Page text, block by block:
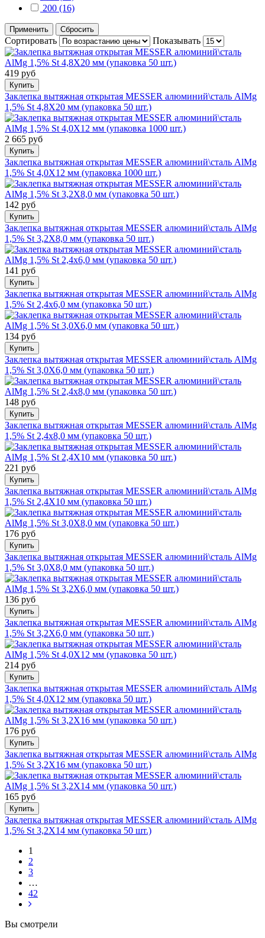
200 (16)
Применить Сбросить
Сортировать Показывать
419 руб
Купить
Заклепка вытяжная открытая MESSER алюминий\сталь AlMg
1,5% St 4,8X20 мм (упаковка 50 шт.)
2 665 руб
Купить
Заклепка вытяжная открытая MESSER алюминий\сталь AlMg
1,5% St 4,0X12 мм (упаковка 1000 шт.)
142 руб
Купить
Заклепка вытяжная открытая MESSER алюминий\сталь AlMg
1,5% St 3,2X8,0 мм (упаковка 50 шт.)
141 руб
Купить
Заклепка вытяжная открытая MESSER алюминий\сталь AlMg
1,5% St 2,4x6,0 мм (упаковка 50 шт.)
134 руб
Купить
Заклепка вытяжная открытая MESSER алюминий\сталь AlMg
1,5% St 3,0X6,0 мм (упаковка 50 шт.)
148 руб
Купить
Заклепка вытяжная открытая MESSER алюминий\сталь AlMg
1,5% St 2,4x8,0 мм (упаковка 50 шт.)
221 руб
Купить
Заклепка вытяжная открытая MESSER алюминий\сталь AlMg
1,5% St 2,4X10 мм (упаковка 50 шт.)
176 руб
Купить
Заклепка вытяжная открытая MESSER алюминий\сталь AlMg
1,5% St 3,0Х8,0 мм (упаковка 50 шт.)
136 руб
Купить
Заклепка вытяжная открытая MESSER алюминий\сталь AlMg
1,5% St 3,2X6,0 мм (упаковка 50 шт.)
214 руб
Купить
Заклепка вытяжная открытая MESSER алюминий\сталь AlMg
1,5% St 4,0X12 мм (упаковка 50 шт.)
176 руб
Купить
Заклепка вытяжная открытая MESSER алюминий\сталь AlMg
1,5% St 3,2X16 мм (упаковка 50 шт.)
165 руб
Купить
Заклепка вытяжная открытая MESSER алюминий\сталь AlMg
1,5% St 3,2X14 мм (упаковка 50 шт.)
1
2
3
…
42
Вы смотрели